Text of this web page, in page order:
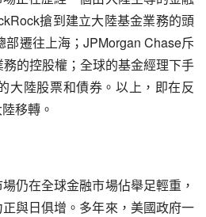
搶到建立大陸基金業務的頭
部遷往上海；JPMorgan Chase斥
的控股權；全球的基金經理下手
大陸股票和債券。以上，即在反
移轉。
仍在全球金融市場佔舉足輕重，
與日俱增。多年來，美國政府一